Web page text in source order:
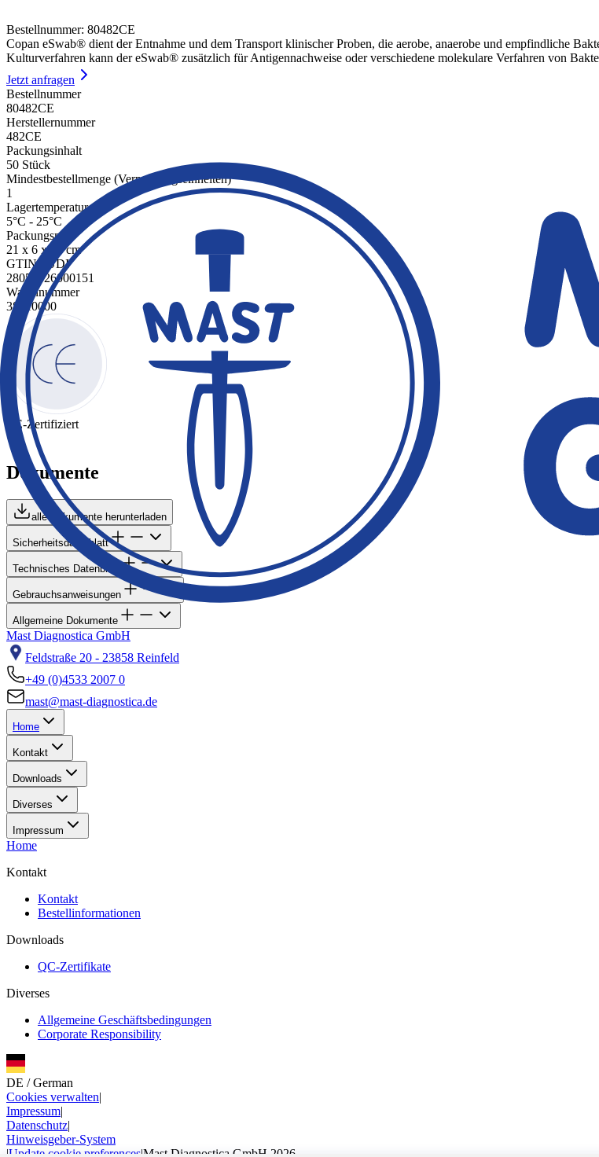
Bestellnummer: 80482CE
Copan eSwab® dient der Entnahme und dem Transport klinischer Proben, die aerobe, anaerobe und empfindliche
Kulturverfahren kann der eSwab® zusätzlich für Antigennachweise oder verschiedene molekulare Verfahren von
Jetzt anfragen
Bestellnummer
80482CE
Herstellernummer
482CE
Packungsinhalt
50 Stück
Mindestbestellmenge (Verpackungseinheiten)
1
Lagertemperatur
5°C - 25°C
Packungsmaß
21 x 6 x 39 cm
GTIN / UDI
28053326000151
Warennummer
38210000
CE-Zertifiziert
✓
Dokumente
alle Dokumente herunterladen
Sicherheitsdatenblatt
Technisches Datenblatt
Gebrauchsanweisungen
Allgemeine Dokumente
Mast Diagnostica GmbH
Feldstraße 20 - 23858 Reinfeld
+49 (0)4533 2007 0
mast@mast-diagnostica.de
Home
Kontakt
Downloads
Diverses
Impressum
Home
Kontakt
Kontakt
Bestellinformationen
Downloads
QC-Zertifikate
Diverses
Allgemeine Geschäftsbedingungen
Corporate Responsibility
DE / German
Cookies verwalten|
Impressum|
Datenschutz|
Hinweisgeber-System
|Update cookie preferences|Mast Diagnostica GmbH 2026